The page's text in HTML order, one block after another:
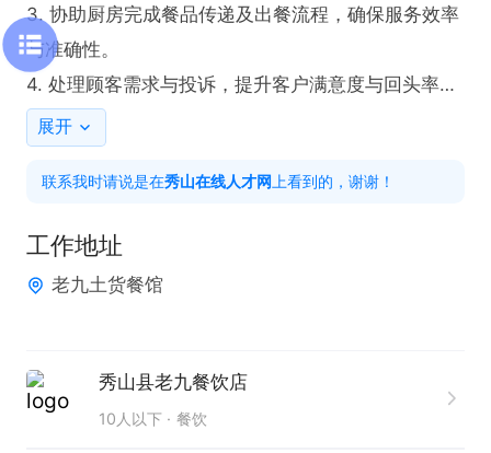
3. 协助厨房完成餐品传递及出餐流程，确保服务效率
与准确性。
4. 处理顾客需求与投诉，提升客户满意度与回头率。
5. 配合团队完成日常运营任务，包括但不限于点单、
6. 积极学习服务技能，不断提升专业服务水平与综合
任职要求
具备较强责任心。
2. 有相关服务行业经验者优先，能接受一定强度的体
展开
联系我时请说是在秀山在线人才网 上看到的，谢谢！
工作地址
老九土货餐馆
秀山县老九餐饮店
10人以下 餐饮